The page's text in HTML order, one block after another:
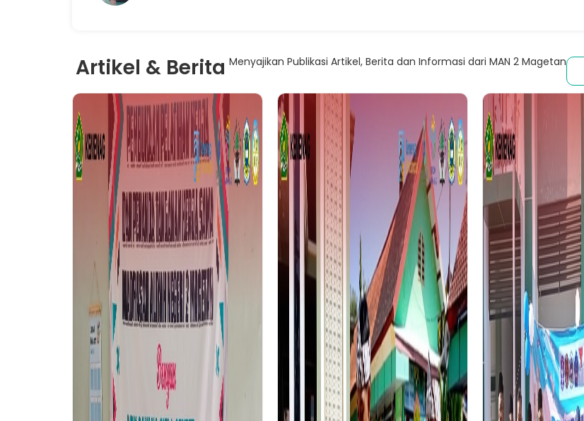
Artikel & Berita Menyajikan Publikasi Artikel, Berita dan Informasi dari MAN 2 Magetan